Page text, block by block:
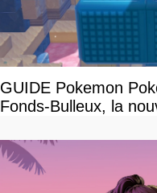
GUIDE Pokemon
Fonds-Bulleux, la